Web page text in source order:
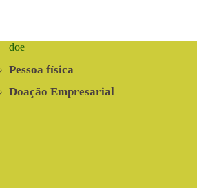
doe
Pessoa física
Doação Empresarial